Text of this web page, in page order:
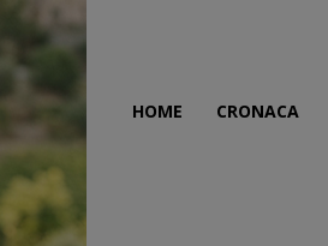
HOME CRONACA